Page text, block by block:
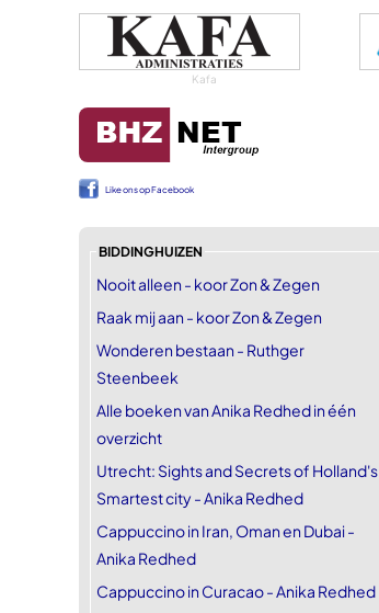
Kafa
Like ons op Facebook
BIDDINGHUIZEN
Nooit alleen - koor Zon & Zegen
Raak mij aan - koor Zon & Zegen
Wonderen bestaan - Ruthger
Steenbeek
Alle boeken van Anika Redhed in één
overzicht
Utrecht: Sights and Secrets of Holland's
Smartest city - Anika Redhed
Cappuccino in Iran, Oman en Dubai -
Anika Redhed
Cappuccino in Curacao - Anika Redhed